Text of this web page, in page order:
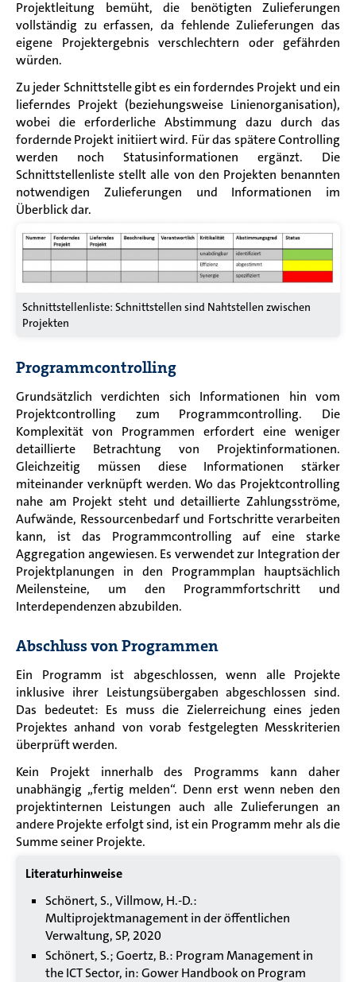
Projektleitung bemüht, die benötigten Zulieferungen
vollständig zu erfassen, da fehlende Zulieferungen das
eigene Projektergebnis verschlechtern oder gefährden
würden.
Zu jeder Schnittstelle gibt es ein forderndes Projekt und ein
lieferndes Projekt (beziehungsweise Linienorganisation),
wobei die erforderliche Abstimmung dazu durch das
fordernde Projekt initiiert wird. Für das spätere Controlling
werden noch Statusinformationen ergänzt. Die
Schnittstellenliste stellt alle von den Projekten benannten
notwendigen Zulieferungen und Informationen im
Überblick dar.
Schnittstellenliste: Schnittstellen sind Nahtstellen zwischen
Projekten
Programmcontrolling
Grundsätzlich verdichten sich Informationen hin vom
Projektcontrolling zum Programmcontrolling. Die
Komplexität von Programmen erfordert eine weniger
detaillierte Betrachtung von Projektinformationen.
Gleichzeitig müssen diese Informationen stärker
miteinander verknüpft werden. Wo das Projektcontrolling
nahe am Projekt steht und detaillierte Zahlungsströme,
Aufwände, Ressourcenbedarf und Fortschritte verarbeiten
kann, ist das Programmcontrolling auf eine starke
Aggregation angewiesen. Es verwendet zur Integration der
Projektplanungen in den Programmplan hauptsächlich
Meilensteine, um den Programmfortschritt und
Interdependenzen abzubilden.
Abschluss von Programmen
Ein Programm ist abgeschlossen, wenn alle Projekte
inklusive ihrer Leistungsübergaben abgeschlossen sind.
Das bedeutet: Es muss die Zielerreichung eines jeden
Projektes anhand von vorab festgelegten Messkriterien
überprüft werden.
Kein Projekt innerhalb des Programms kann daher
unabhängig „fertig melden“. Denn erst wenn neben den
projektinternen Leistungen auch alle Zulieferungen an
andere Projekte erfolgt sind, ist ein Programm mehr als die
Summe seiner Projekte.
Literaturhinweise
Schönert, S., Villmow, H.-D.:
Multiprojektmanagement in der öffentlichen
Verwaltung, SP, 2020
Schönert, S.; Goertz, B.: Program Management in
the ICT Sector, in: Gower Handbook on Program